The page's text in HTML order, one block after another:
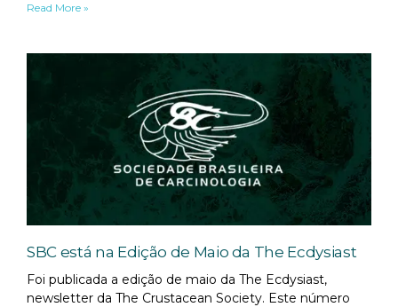
Read More »
SBC está na Edição de Maio da The Ecdysiast
Foi publicada a edição de maio da The Ecdysiast,
newsletter da The Crustacean Society. Este número